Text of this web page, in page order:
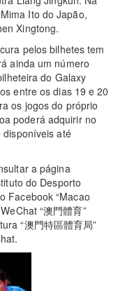
Ito do Japão,
Xingtong.
pelos bilhetes tem
ainda um número
do Galaxy
entre os dias 19 e 20
os jogos do próprio
poderá adquirir no
disponíveis até
a página
do Desporto
Facebook “Macao
“澳門體育”
“澳門特區體育局”